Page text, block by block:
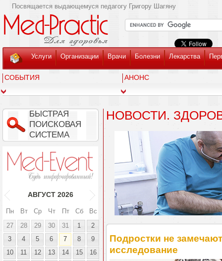
Посвящается выдающемуся педагогу Григору Шагяну
Услуги Организации Врачи Болезни Лекарства
СОБЫТИЯ АНОНС
БЫСТРАЯ
ПОИСКОВАЯ
СИСТЕМА
АВГУСТ 2026
Пн Вт Ср Чт Пт Сб
Вс
27
28 29 30 31 1
2
3
4 5 6 7 8
9
10
11 12 13 14 15
16
НОВОСТИ.
Подростки не
исследование